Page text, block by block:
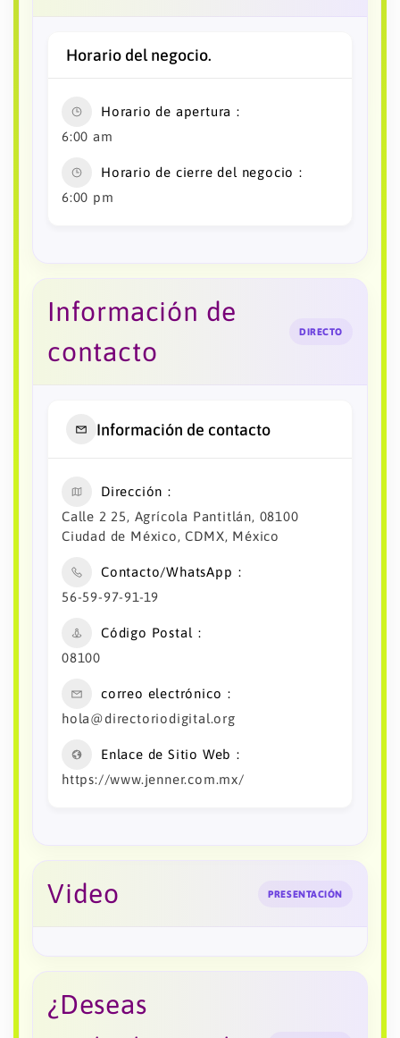
Horario del negocio.
Horario de apertura
6:00 am
Horario de cierre del negocio
6:00 pm
Información de
contacto
DIRECTO
Información de contacto
Dirección
Calle 2 25, Agrícola Pantitlán, 08100
Ciudad de México, CDMX, México
Contacto/WhatsApp
56-59-97-91-19
Código Postal
08100
correo electrónico
hola@directoriodigital.org
Enlace de Sitio Web
https://www.jenner.com.mx/
Video PRESENTACIÓN
¿Deseas